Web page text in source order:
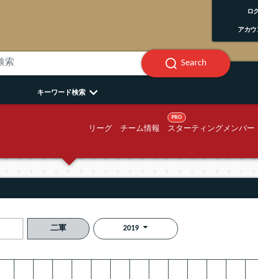
ロ
アカウ
Search
キーワード検索
リーグ チーム情報
PRO
スターティングメンバー
二軍 2019